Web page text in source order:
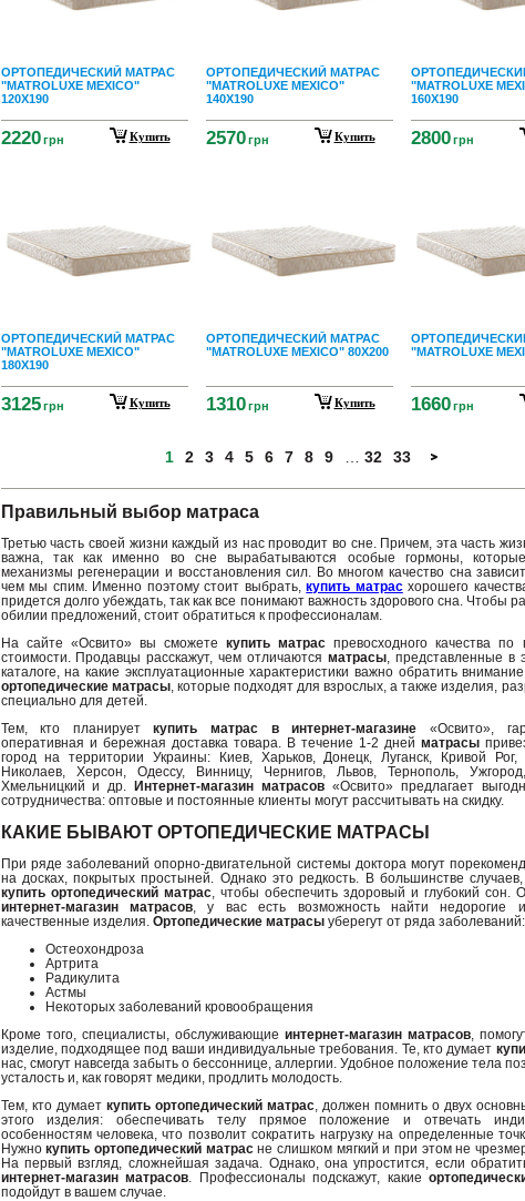
ОРТОПЕДИЧЕСКИЙ МАТРАС
"MATROLUXE MEXICO"
120X190
2220 грн Купить
ОРТОПЕДИЧЕСКИЙ МАТРАС
"MATROLUXE MEXICO"
140X190
2570 грн Купить
"MATROLUXE
160X190
2800 грн
ОРТОПЕДИЧЕСКИЙ МАТРАС
"MATROLUXE MEXICO"
180X190
3125 грн Купить
ОРТОПЕДИЧЕСКИЙ МАТРАС
"MATROLUXE MEXICO" 80X200
1310 грн Купить
"MATROLUXE
1660 грн
1 2 3 4 5 6 7 8 9 32 33
Правильный выбор матраса
Третью часть своей жизни каждый из нас проводит во сне. Причем, эта часть
важна, так как именно во сне вырабатываются особые гормоны,
механизмы регенерации и восстановления сил. Во многом качество сна
чем мы спим. Именно поэтому стоит выбрать,купить матрасхорошего
придется долго убеждать, так как все понимают важность здорового сна. Чтобы
обилии предложений, стоит обратиться к профессионалам.
На сайте «Освито» вы сможете купить матраспревосходного качества по
стоимости. Продавцы расскажут, чем отличаются матрасы, представленные в
каталоге, на какие эксплуатационные характеристики важно обратить
ортопедические матрасы, которые подходят для взрослых, а также изделия,
специально для детей.
Тем, кто планируеткупить матрас в интернет-магазине «Освито»,
оперативная и бережная доставка товара. В течение 1-2 днейматрасы
город на территории Украины: Киев, Харьков, Донецк, Луганск, Кривой Рог,
Николаев, Херсон, Одессу, Винницу, Чернигов, Львов, Тернополь,
Хмельницкий и др.
Интернет-магазин матрасов «Освито» предлагает
сотрудничества: оптовые и постоянные клиенты могут рассчитывать на скидку.
КАКИЕ БЫВАЮТ ОРТОПЕДИЧЕСКИЕ МАТРАСЫ
При ряде заболеваний опорно-двигательной системы доктора могут
на досках, покрытых простыней. Однако это редкость. В большинстве случаев,
купить ортопедический матрас, чтобы обеспечить здоровый и глубокий сон.
интернет-магазин матрасов, у вас есть возможность найти недорогие
качественные изделия. Ортопедические матрасыуберегут от ряда заболеваний:
Остеохондроза
Артрита
Радикулита
Астмы
Некоторых заболеваний кровообращения
Кроме того, специалисты, обслуживающие интернет-магазин матрасов,
изделие, подходящее под ваши индивидуальные требования. Те, кто думает
нас, смогут навсегда забыть о бессоннице, аллергии. Удобное положение тела
усталость и, как говорят медики, продлить молодость.
Тем, кто думает купить ортопедический матрас, должен помнить о двух
этого изделия: обеспечивать телу прямое положение и отвечать
особенностям человека, что позволит сократить нагрузку на определенные
Нужнокупить ортопедический матрасне слишком мягкий и при этом не
На первый взгляд, сложнейшая задача. Однако, она упростится, если
интернет-магазин матрасов. Профессионалы подскажут, какие
подойдут в вашем случае.